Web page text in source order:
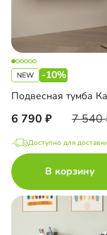
-10%
Подвесная тумба
6 790 7 540
Доступно для
В корзину